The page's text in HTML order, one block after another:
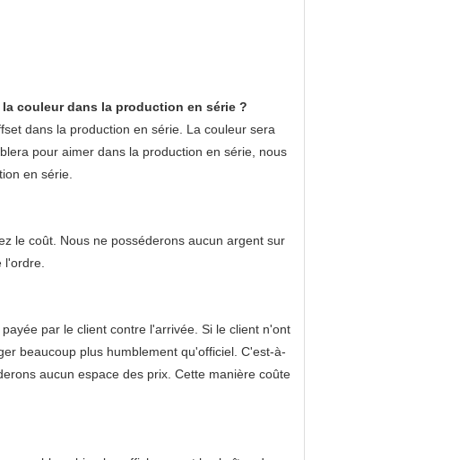
couleur dans la production en série ?
dans la production en série. La couleur sera
pour aimer dans la production en série, nous
en série.
le coût. Nous ne posséderons aucun argent sur
par le client contre l'arrivée. Si le client n'ont
beaucoup plus humblement qu'officiel. C'est-à-
aucun espace des prix. Cette manière coûte